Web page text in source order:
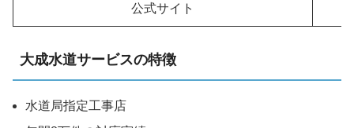
公式サイト
大成水道サービスの特徴
水道局指定工事店